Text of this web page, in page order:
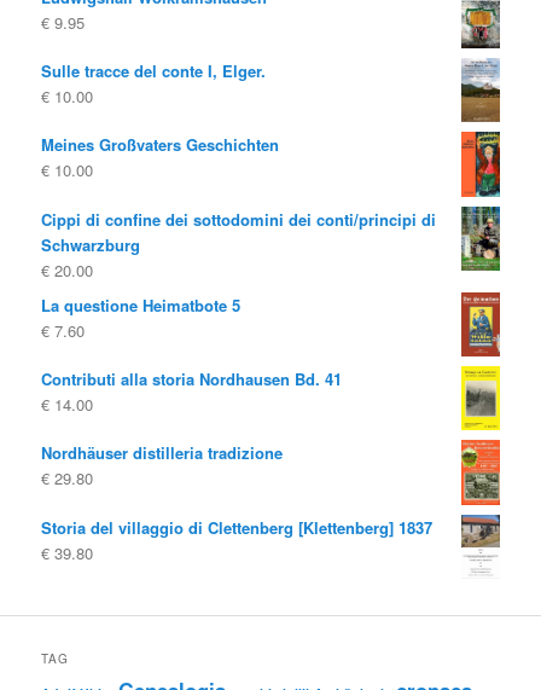
€ 9.95
Sulle tracce del conte I, Elger.
€ 10.00
Meines Großvaters Geschichten
€ 10.00
Cippi di confine dei sottodomini dei conti/principi di
Schwarzburg
€ 20.00
La questione Heimatbote 5
€ 7.60
Contributi alla storia Nordhausen Bd. 41
€ 14.00
Nordhäuser distilleria tradizione
€ 29.80
Storia del villaggio di Clettenberg [Klettenberg] 1837
€ 39.80
TAG